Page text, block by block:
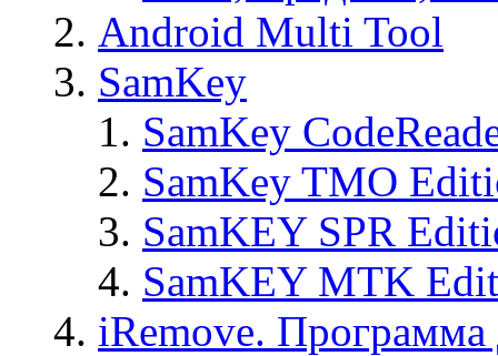
Android Multi Tool
SamKey
SamKey
SamKey TMO
SamKEY SPR
SamKEY MTK
iRemove. Программа